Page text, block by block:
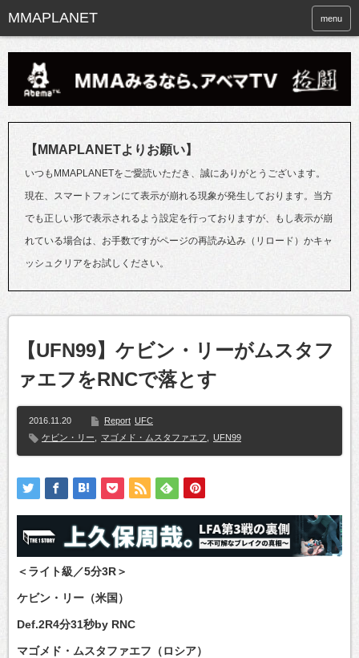
menu
【MMAPLANETよりお願い】
いつもMMAPLANETをご愛読いただき、誠にありがとうございます。
現在、スマートフォンにて表示が崩れる現象が発生しております。当方
でも正しい形で表示されるよう設定を行っておりますが、もし表示が崩
れている場合は、お手数ですがページの再読み込み（リロード）かキャ
ッシュクリアをお試しください。
【UFN99】ケビン・リーがムスタフ
ァエフをRNCで落とす
2016.11.20 Report UFC
ケビン・リー
マゴメド・ムスタファエフ UFN99
＜ライト級／5分3R＞
ケビン・リー（米国）
Def.2R4分31秒by RNC
マゴメド・ムスタファエフ（ロシア）